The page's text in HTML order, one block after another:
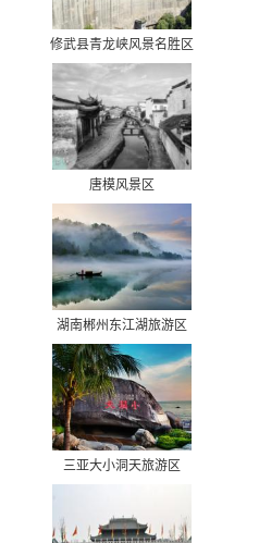
修武县青龙峡风景名胜区
唐模风景区
湖南郴州东江湖旅游区
三亚大小洞天旅游区